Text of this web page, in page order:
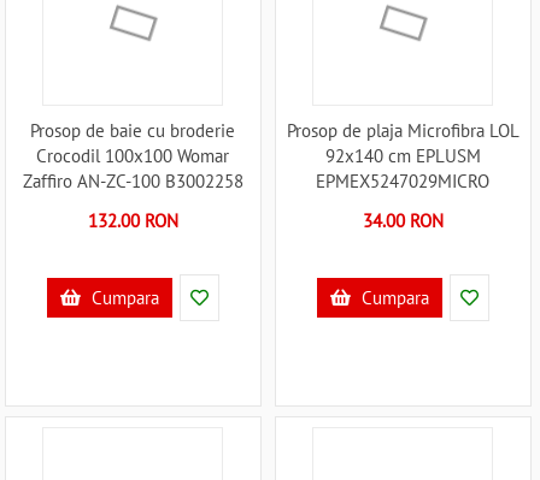
Prosop de baie cu broderie
Crocodil 100x100 Womar
Zaffiro AN-ZC-100 B3002258
132.00 RON
Cumpara
Prosop de plaja Microfibra LOL
92x140 cm EPLUSM
EPMEX5247029MICRO
34.00 RON
Cumpara